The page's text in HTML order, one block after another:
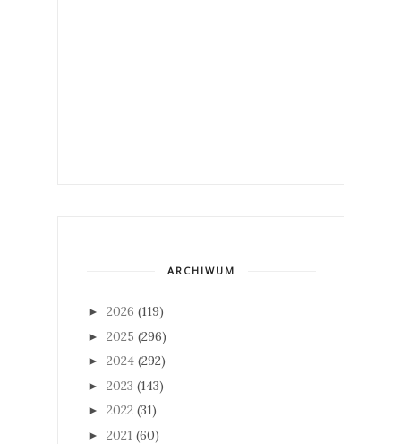
ARCHIWUM
► 2026 (119)
► 2025 (296)
► 2024 (292)
► 2023 (143)
► 2022 (31)
► 2021 (60)